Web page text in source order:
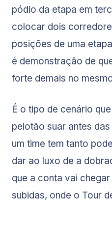
pódio da etapa em
colocar dois
posições de uma
é demonstração de
forte demais no
É o tipo de cenário
pelotão suar antes
um time tem tanto
dar ao luxo de a
que a conta vai
subidas, onde o Tour